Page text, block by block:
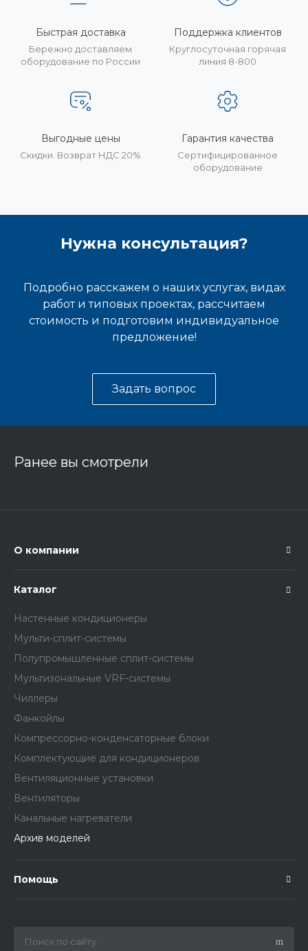
Быстрая доставка
Бережно доставляем
оборудование по России
Поддержка клиентов
Круглосуточная горячая
линия 8-800
Выгодные цены
Скидки. Возврат НДС 20%
Гарантия качества
Сертифицированное
оборудование
Нужна консультация?
Подробно расскажем о наших услугах, видах
работ и типовых проектах, рассчитаем
стоимость и подготовим индивидуальное
предложение!
Задать вопрос
Ранее вы смотрели
О компании
Каталог
Настенные кондиционеры
Мульти-сплит-системы
Полупромышленные сплит-системы
Мультизональные VRF-системы
Чиллеры
Фанкойлы
Компрессорно-конденсаторные блоки
Комплектующие для кондиционеров
Вентиляционные установки
Вентиляторы
Канальные нагреватели
Архив моделей
Помощь